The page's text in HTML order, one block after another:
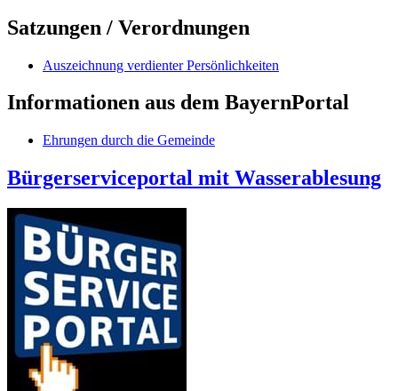
Satzungen / Verordnungen
Auszeichnung verdienter Persönlichkeiten
Informationen aus dem BayernPortal
Ehrungen durch die Gemeinde
Bürgerserviceportal mit Wasserablesung